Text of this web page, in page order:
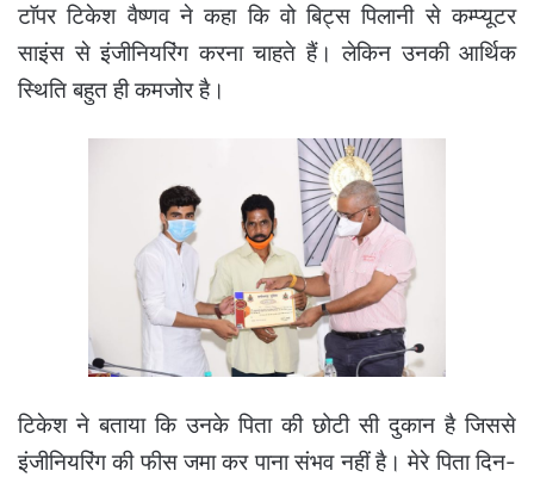
टाॅपर टिकेश वैष्णव ने कहा कि वो बिट्स पिलानी से कम्प्यूटर
साइंस से इंजीनियरिंग करना चाहते हैं। लेकिन उनकी आर्थिक
स्थिति बहुत ही कमजोर है।
टिकेश ने बताया कि उनके पिता की छोटी सी दुकान है जिससे
इंजीनियरिंग की फीस जमा कर पाना संभव नहीं है। मेरे पिता दिन-